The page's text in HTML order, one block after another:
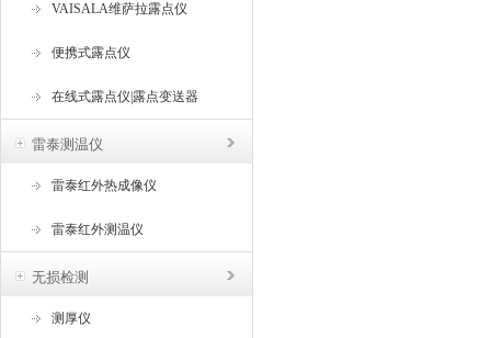
VAISALA维萨拉露点仪
便携式露点仪
在线式露点仪|露点变送器
雷泰测温仪
雷泰红外热成像仪
雷泰红外测温仪
无损检测
测厚仪